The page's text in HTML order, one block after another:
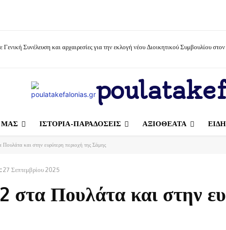
Συνέλευση και αρχαιρεσίες για την εκλογή νέου Διοικητικού Συμβουλίου
ΜΑΣ ΙΣΤΟΡΙΑ-ΠΑΡΑΔΟΣΕΙΣ ΑΞΙΟΘΕΑΤΑ
Πουλάτα και στην ευρύτερη περιοχή της Σάμης
27 Σεπτεμβρίου 2025
στα Πουλάτα και στην